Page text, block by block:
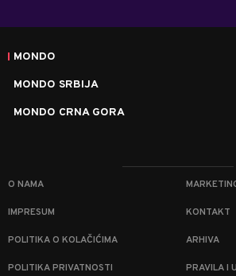
MONDO
MONDO SRBIJA
MONDO CRNA GORA
O NAMA
IMPRESUM KONTAKT
POLITIKA O KOLAČIĆIMA ARHIVA
POLITIKA PRIVATNOSTI PRAVILA I